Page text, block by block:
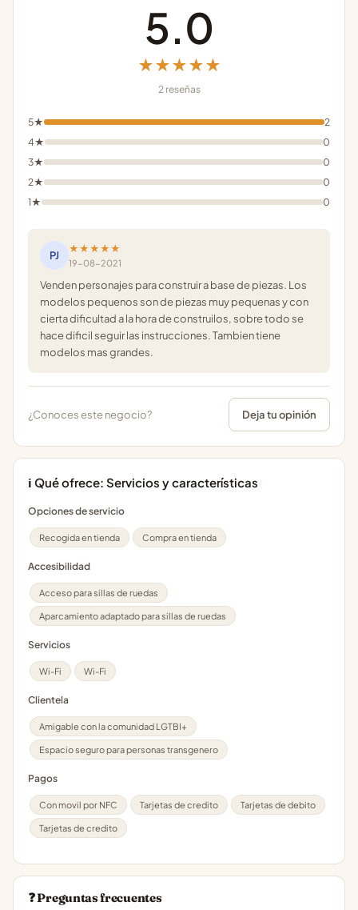
5.0
★★★★★
2 reseñas
5★
2
4★
0
3★
0
2★
0
1★
0
PJ
★★★★★
19-08-2021
Venden personajes para construir a base de piezas. Los
modelos pequenos son de piezas muy pequenas y con
cierta dificultad a la hora de construilos, sobre todo se
hace dificil seguir las instrucciones. Tambien tiene
modelos mas grandes.
¿Conoces este negocio? Deja tu opinión
ℹ️ Qué ofrece: Servicios y características
Opciones de servicio
Recogida en tienda Compra en tienda
Accesibilidad
Acceso para sillas de ruedas
Aparcamiento adaptado para sillas de ruedas
Servicios
Wi-Fi Wi-Fi
Clientela
Amigable con la comunidad LGTBI+
Espacio seguro para personas transgenero
Pagos
Con movil por NFC Tarjetas de credito Tarjetas de debito
Tarjetas de credito
❓ Preguntas frecuentes